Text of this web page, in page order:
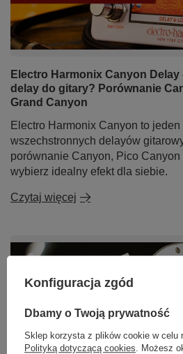
Electro Harmonix Canyon
delay do gitary? Porównanie
Grand Canyon
Electro Harmonix Canyon to
wszechstronnych delayów
porównanie Canyon, Pico
wybierz idealny efekt dla siebie.
Czytaj więcej
Konfiguracja zgód
Dbamy o Twoją prywatność
Sklep korzysta z plików cookie w celu
Polityką dotyczącą cookies . Możesz